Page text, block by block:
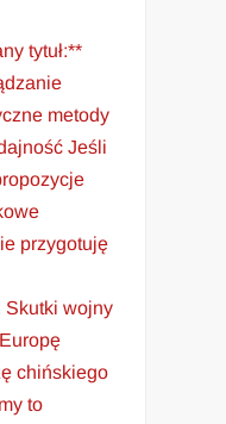
tytuł:**
metody
Jeśli
przygotuję
Skutki wojny
chińskiego
to